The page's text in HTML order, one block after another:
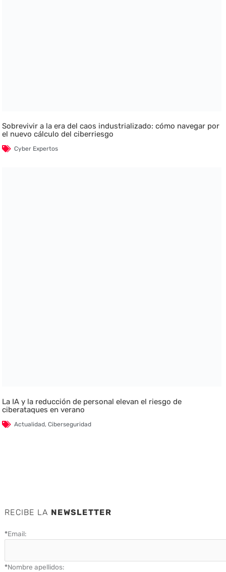
Sobrevivir a la era del caos industrializado: cómo navegar por
el nuevo cálculo del ciberriesgo
Cyber Expertos
La IA y la reducción de personal elevan el riesgo de
ciberataques en verano
Actualidad,Ciberseguridad
RECIBE LA NEWSLETTER
*Email:
*Nombre apellidos: